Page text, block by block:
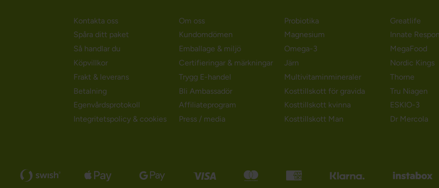
Kontakta oss
Spåra ditt paket
Så handlar du
Köpvillkor
Frakt & leverans
Betalning
Egenvårdsprotokoll
Integritetspolicy & cookies
Om oss
Kundomdömen
Emballage & miljö
Certifieringar & märkningar
Trygg E-handel
Bli Ambassadör
Affiliateprogram
Press / media
Probiotika
Magnesium
Omega-3
Järn
Multivitaminmineraler
Kosttillskott för gravida
Kosttillskott kvinna
Kosttillskott Man
Greatlife
Innate
MegaFood
Nordic Kings
Thorne
Tru Niagen
ESKIO-3
Dr Mercola